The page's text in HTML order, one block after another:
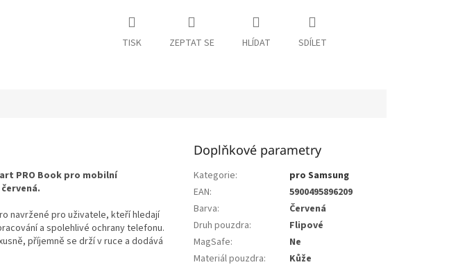
TISK ZEPTAT SE HLÍDAT SDÍLET
PRO Book pro mobilní
červená.
navržené pro uživatele, kteří hledají
a spolehlivé ochrany telefonu.
příjemně se drží v ruce a dodává
Doplňkové parametry
Kategorie:
pro Samsung
EAN:
5900495896209
Barva:
Červená
Druh pouzdra:
Flipové
MagSafe:
Ne
Materiál pouzdra:
Kůže